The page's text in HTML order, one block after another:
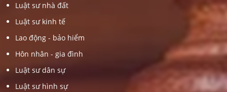
Luật sư nhà đất
Luật sư kinh tế
Lao động - bảo hiểm
Hôn nhân - gia đình
Luật sư dân sự
Luật sư hình sự